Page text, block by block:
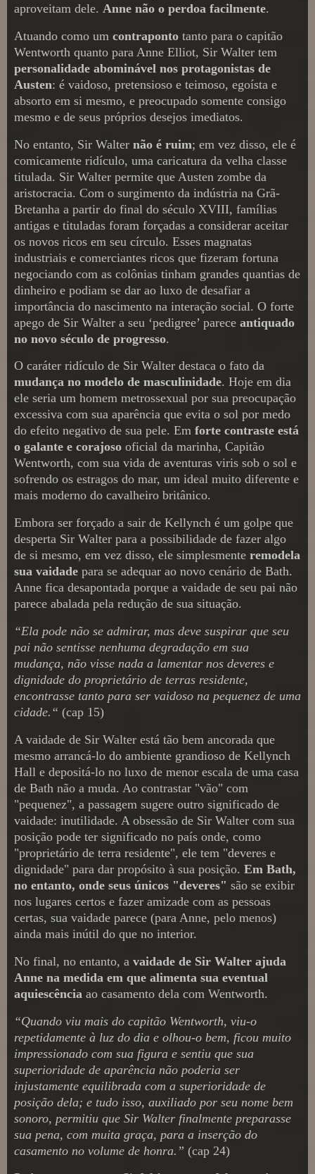
aproveitam dele. Anne não o perdoa facilmente.
Atuando como um contraponto tanto para o capitão
Wentworth quanto para Anne Elliot, Sir Walter tem
personalidade abominável nos protagonistas de
Austen: é vaidoso, pretensioso e teimoso, egoísta e
absorto em si mesmo, e preocupado somente consigo
mesmo e de seus próprios desejos imediatos.
No entanto, Sir Walter não é ruim; em vez disso, ele é
comicamente ridículo, uma caricatura da velha classe
titulada. Sir Walter permite que Austen zombe da
aristocracia. Com o surgimento da indústria na Grã-
Bretanha a partir do final do século XVIII, famílias
antigas e tituladas foram forçadas a considerar aceitar
os novos ricos em seu círculo. Esses magnatas
industriais e comerciantes ricos que fizeram fortuna
negociando com as colônias tinham grandes quantias de
dinheiro e podiam se dar ao luxo de desafiar a
importância do nascimento na interação social. O forte
apego de Sir Walter a seu ‘pedigree’ parece antiquado
no novo século de progresso.
O caráter ridículo de Sir Walter destaca o fato da
mudança no modelo de masculinidade. Hoje em dia
ele seria um homem metrossexual por sua preocupação
excessiva com sua aparência que evita o sol por medo
do efeito negativo de sua pele. Em forte contraste está
o galante e corajoso oficial da marinha, Capitão
Wentworth, com sua vida de aventuras viris sob o sol e
sofrendo os estragos do mar, um ideal muito diferente e
mais moderno do cavalheiro britânico.
Embora ser forçado a sair de Kellynch é um golpe que
desperta Sir Walter para a possibilidade de fazer algo
de si mesmo, em vez disso, ele simplesmente remodela
sua vaidade para se adequar ao novo cenário de Bath.
Anne fica desapontada porque a vaidade de seu pai não
parece abalada pela redução de sua situação.
“Ela pode não se admirar, mas deve suspirar que seu
pai não sentisse nenhuma degradação em sua
mudança, não visse nada a lamentar nos deveres e
dignidade do proprietário de terras residente,
encontrasse tanto para ser vaidoso na pequenez de uma
cidade.“ (cap 15)
A vaidade de Sir Walter está tão bem ancorada que
mesmo arrancá-lo do ambiente grandioso de Kellynch
Hall e depositá-lo no luxo de menor escala de uma casa
de Bath não a muda. Ao contrastar "vão" com
"pequenez", a passagem sugere outro significado de
vaidade: inutilidade. A obsessão de Sir Walter com sua
posição pode ter significado no país onde, como
"proprietário de terra residente", ele tem "deveres e
dignidade" para dar propósito à sua posição. Em Bath,
no entanto, onde seus únicos "deveres" são se exibir
nos lugares certos e fazer amizade com as pessoas
certas, sua vaidade parece (para Anne, pelo menos)
ainda mais inútil do que no interior.
No final, no entanto, a vaidade de Sir Walter ajuda
Anne na medida em que alimenta sua eventual
aquiescência ao casamento dela com Wentworth.
“Quando viu mais do capitão Wentworth, viu-o
repetidamente à luz do dia e olhou-o bem, ficou muito
impressionado com sua figura e sentiu que sua
superioridade de aparência não poderia ser
injustamente equilibrada com a superioridade de
posição dela; e tudo isso, auxiliado por seu nome bem
sonoro, permitiu que Sir Walter finalmente preparasse
sua pena, com muita graça, para a inserção do
casamento no volume de honra.” (cap 24)